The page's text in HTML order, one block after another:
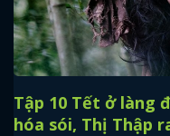
Tập 10 Tết ở làng
hóa sói, Thị Thập